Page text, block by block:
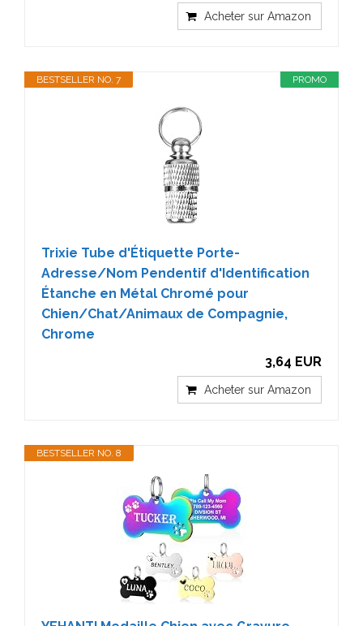
Acheter sur Amazon
PROMO
BESTSELLER NO. 7
Trixie Tube d'Étiquette Porte-
Adresse/Nom Pendentif d'Identification
Étanche en Métal Chromé pour
Chien/Chat/Animaux de Compagnie,
Chrome
3,64 EUR
Acheter sur Amazon
BESTSELLER NO. 8